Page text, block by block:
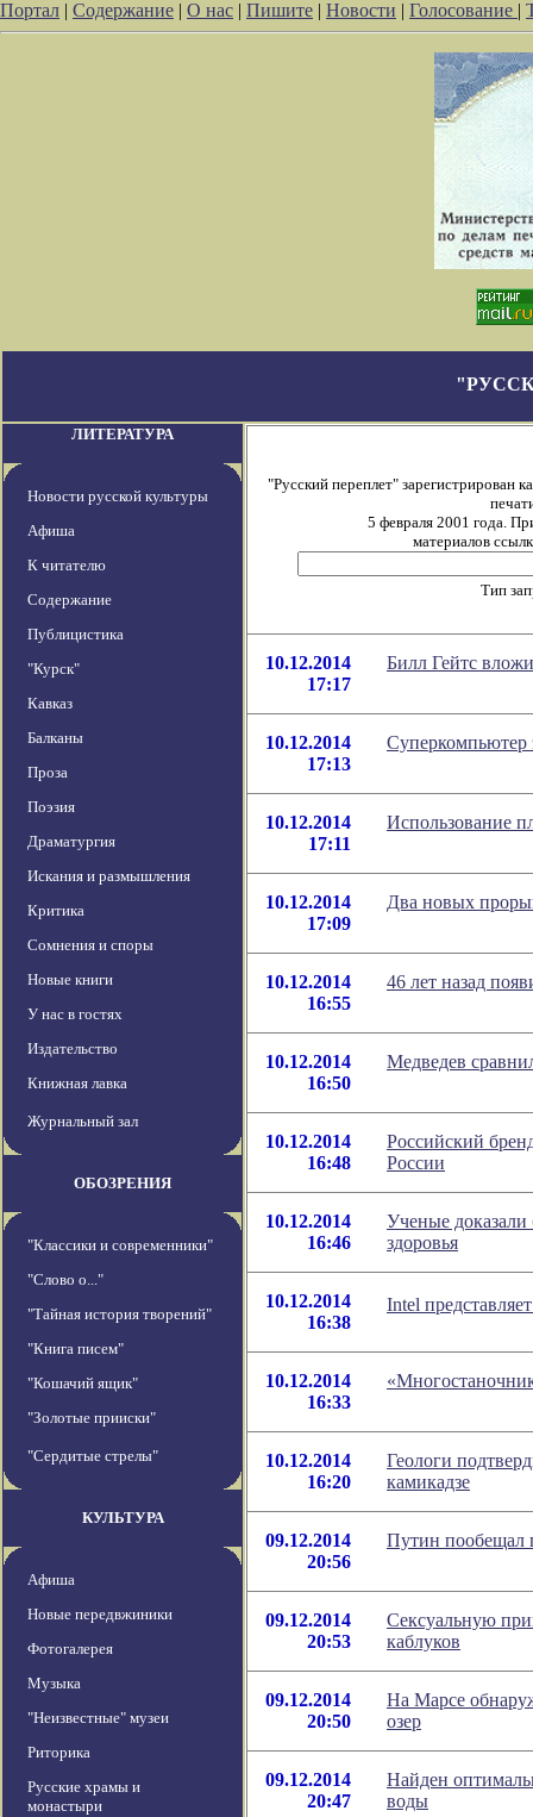
Портал | Содержание | О нас | Пишите | Новости | Голосование |
ЛИТЕРАТУРА
Новости русской культуры
Афиша
К читателю
Содержание
Публицистика
"Курск"
Кавказ
Балканы
Проза
Поэзия
Драматургия
Искания и размышления
Критика
Сомнения и споры
Новые книги
У нас в гостях
Издательство
Книжная лавка
Журнальный зал
ОБОЗРЕНИЯ
"Классики и современники"
"Слово о..."
"Тайная история творений"
"Книга писем"
"Кошачий ящик"
"Золотые прииски"
"Сердитые стрелы"
КУЛЬТУРА
Афиша
Новые передвжиники
Фотогалерея
Музыка
"Неизвестные" музеи
Риторика
Русские храмы и
монастыри
"Русский переплет" зарегистрирован
5 февраля 2001 года.
материалов
Тип
10.12.2014
17:17
Билл Гейтс
10.12.2014
17:13
Суперкомпьютер
10.12.2014
17:11
Использование
10.12.2014
17:09
Два новых
10.12.2014
16:55
46 лет назад
10.12.2014
16:50
Медведев
10.12.2014
16:48
Российский
России
10.12.2014
16:46
Ученые доказали
здоровья
10.12.2014
16:38
Intel
10.12.2014
16:33
10.12.2014
16:20
Геологи
камикадзе
09.12.2014
20:56
Путин пообещал
09.12.2014
20:53
Сексуальную
каблуков
09.12.2014
20:50
На Марсе
озер
09.12.2014
20:47
Найден
воды